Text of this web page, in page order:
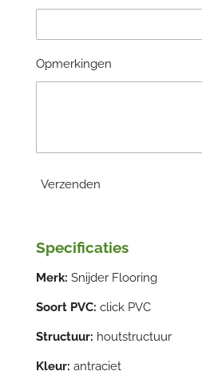
Opmerkingen
Verzenden
Specificaties
Merk: Snijder Flooring
Soort PVC: click PVC
Structuur: houtstructuur
Kleur: antraciet